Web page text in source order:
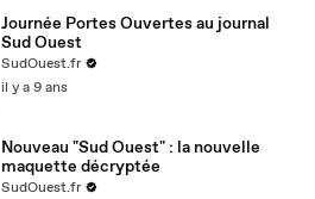
Journée Portes Ouvertes au journal
Sud Ouest
SudOuest.fr
il y a 9 ans
Nouveau "Sud Ouest" : la nouvelle
maquette décryptée
SudOuest.fr